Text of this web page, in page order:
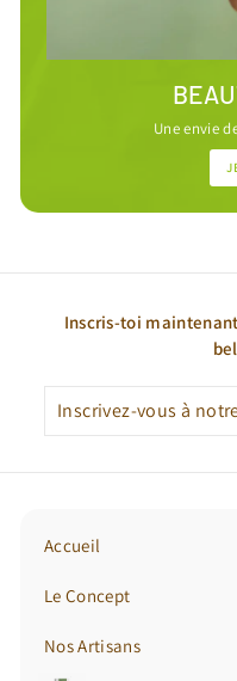
Une envie
Inscris-toi
vous
notre
Accueil
Le Concept
Nos Artisans